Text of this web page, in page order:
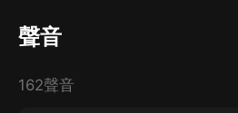
關羽走麥城，蜀漢歸曹。
聲音
162聲音